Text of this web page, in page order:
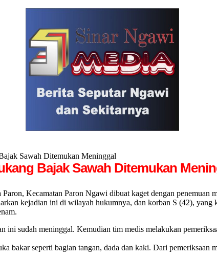
Sawah Ditemukan Meninggal
Bajak Sawah Ditemukan
Kecamatan Paron Ngawi dibuat kaget dengan penemuan
kejadian ini di wilayah hukumnya, dan korban S (42), yang
ini sudah meninggal. Kemudian tim medis melakukan
bakar seperti bagian tangan, dada dan kaki. Dari